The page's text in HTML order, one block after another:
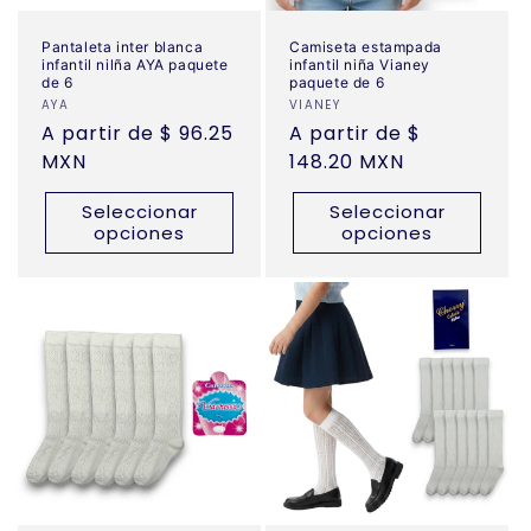
Pantaleta inter blanca
infantil nilña AYA paquete
de 6
Proveedor:
AYA
Precio
habitual
A partir de $ 96.25
MXN
Seleccionar
opciones
Camiseta estampada
infantil niña Vianey
paquete de 6
Proveedor:
VIANEY
Precio
habitual
A partir de $
148.20 MXN
Seleccionar
opciones